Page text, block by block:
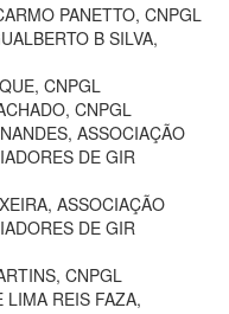
PANETTO, CNPGL
B SILVA,
CNPGL
CNPGL
ASSOCIAÇÃO
DE GIR
ASSOCIAÇÃO
DE GIR
CNPGL
LIMA REIS FAZA,